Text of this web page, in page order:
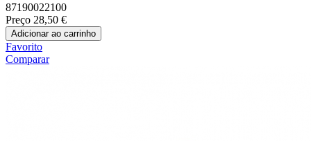
87190022100
Preço 28,50 €
Adicionar ao carrinho
Favorito
Comparar